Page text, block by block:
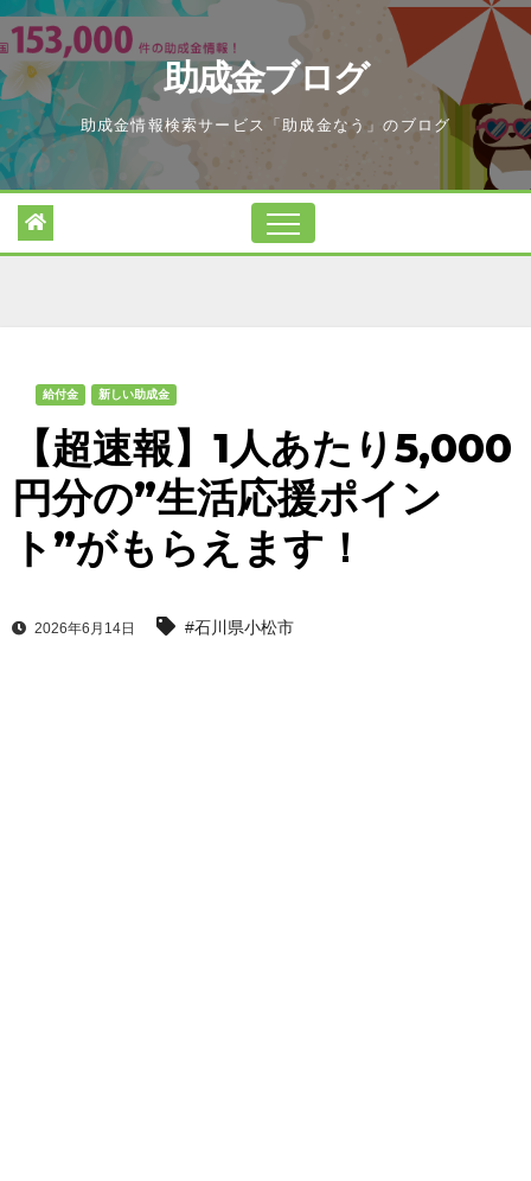
Skip
to
content
助成金ブログ
助成金情報検索サービス「助成金なう」のブログ
給付金 新しい助成金
【超速報】1人あたり5,000
円分の”生活応援ポイン
ト”がもらえます！
2026年6月14日 #石川県小松市